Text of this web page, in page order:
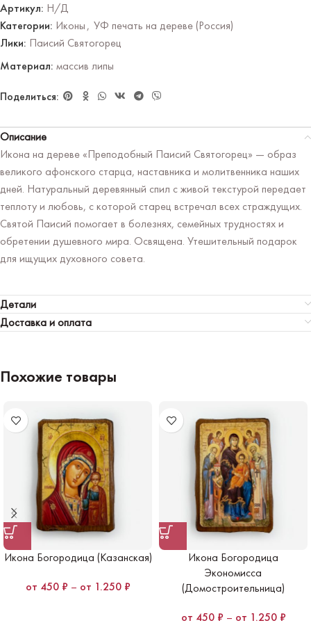
Артикул: Н/Д
Категории: Иконы, УФ печать на дереве (Россия)
Лики: Паисий Святогорец
Материал: массив липы
Поделиться:
Описание
Икона на дереве «Преподобный Паисий Святогорец» — образ
великого афонского старца, наставника и молитвенника наших
дней. Натуральный деревянный спил с живой текстурой передает
теплоту и любовь, с которой старец встречал всех страждущих.
Святой Паисий помогает в болезнях, семейных трудностях и
обретении душевного мира. Освящена. Утешительный подарок
для ищущих духовного совета.
Детали
Доставка и оплата
Похожие товары
Икона Богородица (Казанская)
450 ₽ – 1.250 ₽
Икона Богородица
Экономисса
(Домостроительница)
450 ₽ – 1.250 ₽